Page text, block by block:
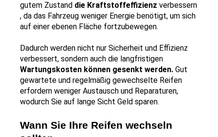
gutem Zustand die Kraftstoffeffizienz verbessern
, da das Fahrzeug weniger Energie benötigt, um sich
auf einer ebenen Fläche fortzubewegen.
Dadurch werden nicht nur Sicherheit und Effizienz
verbessert, sondern auch die langfristigen
Wartungskosten können gesenkt werden. Gut
gewartete und regelmäßig gewechselte Reifen
erfordern weniger Austausch und Reparaturen,
wodurch Sie auf lange Sicht Geld sparen.
Wann Sie Ihre Reifen wechseln